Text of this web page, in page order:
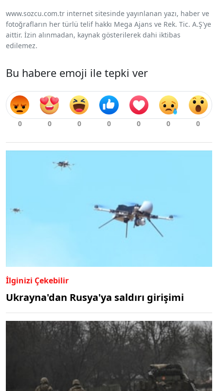
www.sozcu.com.tr internet sitesinde yayınlanan yazı, haber ve
fotoğrafların her türlü telif hakkı Mega Ajans ve Rek. Tic. A.Ş'ye
aittir. İzin alınmadan, kaynak gösterilerek dahi iktibas
edilemez.
Bu habere emoji ile tepki ver
İlginizi Çekebilir
Ukrayna'dan Rusya'ya saldırı girişimi